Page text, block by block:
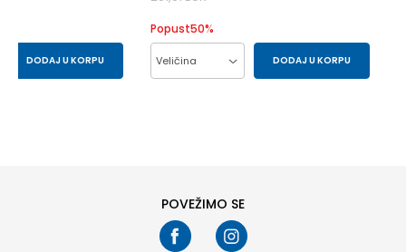
DODAJ U KORPU
Popust50%
Veličina DODAJ U KORPU
POVEŽIMO SE